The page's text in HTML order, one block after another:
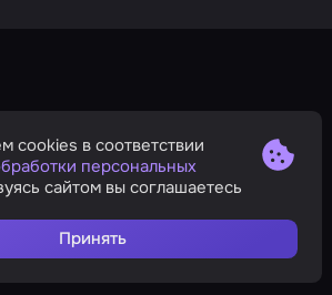
cookies в соответствии
персональных
сайтом вы соглашаетесь
Принять